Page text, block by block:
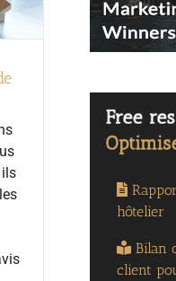
hôtelier
Bilan
client